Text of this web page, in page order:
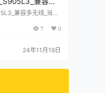
件包(支持移动_
兼容多无线_当贝
7 0
24年11月19日